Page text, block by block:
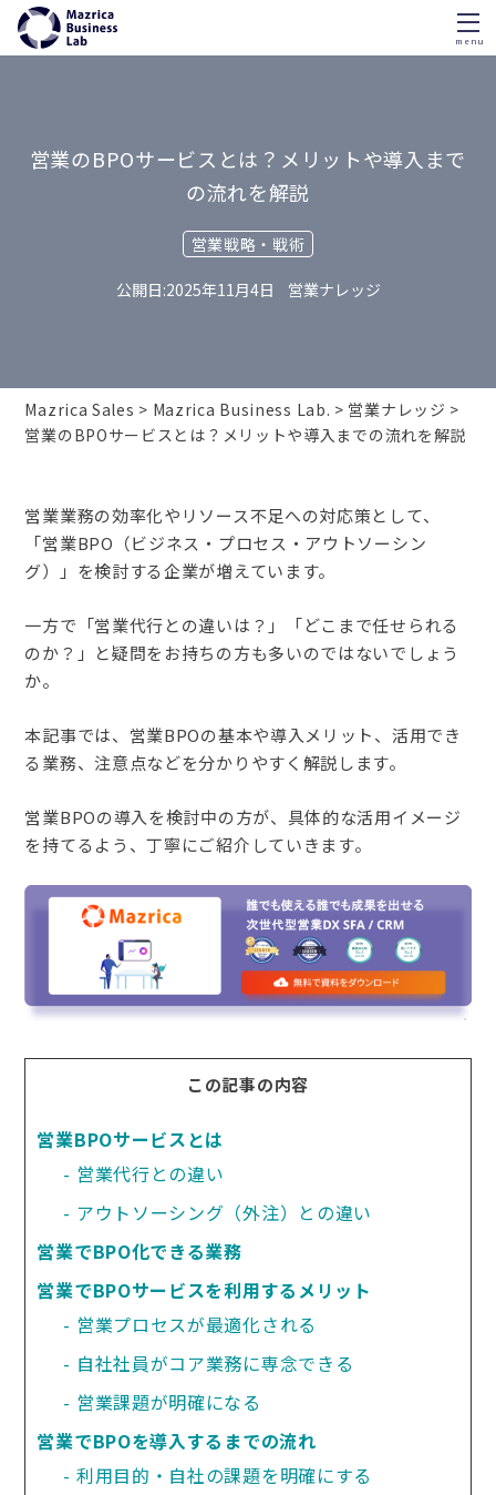
menu
営業のBPOサービスとは？メリットや導入まで
の流れを解説
営業戦略・戦術
2025年11月4日 営業ナレッジ
Mazrica Sales Mazrica Business Lab.
営業ナレッジ
営業のBPOサービスとは？メリットや導入までの流れを解説
営業業務の効率化やリソース不足への対応策として、
「営業BPO（ビジネス・プロセス・アウトソーシン
グ）」を検討する企業が増えています。
一方で「営業代行との違いは？」「どこまで任せられる
のか？」と疑問をお持ちの方も多いのではないでしょう
か。
本記事では、営業BPOの基本や導入メリット、活用でき
る業務、注意点などを分かりやすく解説します。
営業BPOの導入を検討中の方が、具体的な活用イメージ
を持てるよう、丁寧にご紹介していきます。
この記事の内容
営業BPOサービスとは
営業代行との違い
アウトソーシング（外注）との違い
営業でBPO化できる業務
営業でBPOサービスを利用するメリット
営業プロセスが最適化される
自社社員がコア業務に専念できる
営業課題が明確になる
営業でBPOを導入するまでの流れ
利用目的・自社の課題を明確にする